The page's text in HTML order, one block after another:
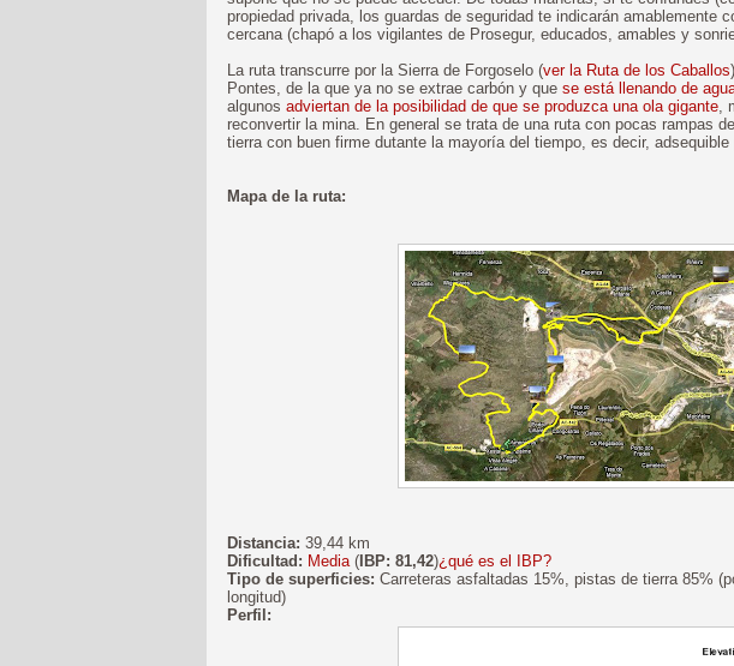
propiedad privada, los guardas de seguridad te indicarán amablemente
cercana (chapó a los vigilantes de Prosegur, educados, amables y
La ruta transcurre por la Sierra de Forgoselo (ver la Ruta de los Caballos
Pontes, de la que ya no se extrae carbón y que se está llenando de
algunos adviertan de la posibilidad de que se produzca una ola gigante,
reconvertir la mina. En general se trata de una ruta con pocas rampas
tierra con buen firme dutante la mayoría del tiempo, es decir,
Mapa de la ruta:
Distancia: 39,44 km
Dificultad: Media( IBP: 81,42)¿qué es el IBP?
Tipo de superficies: Carreteras asfaltadas 15%, pistas de tierra 85%
longitud)
Perfil: